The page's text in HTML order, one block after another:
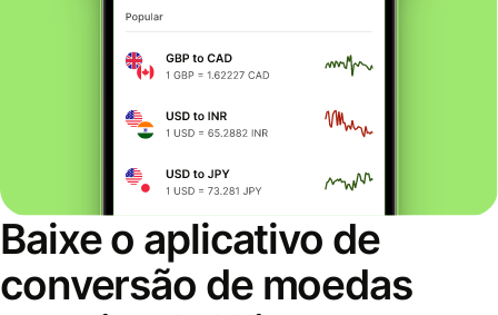
Baixe o aplicativo de
conversão de moedas